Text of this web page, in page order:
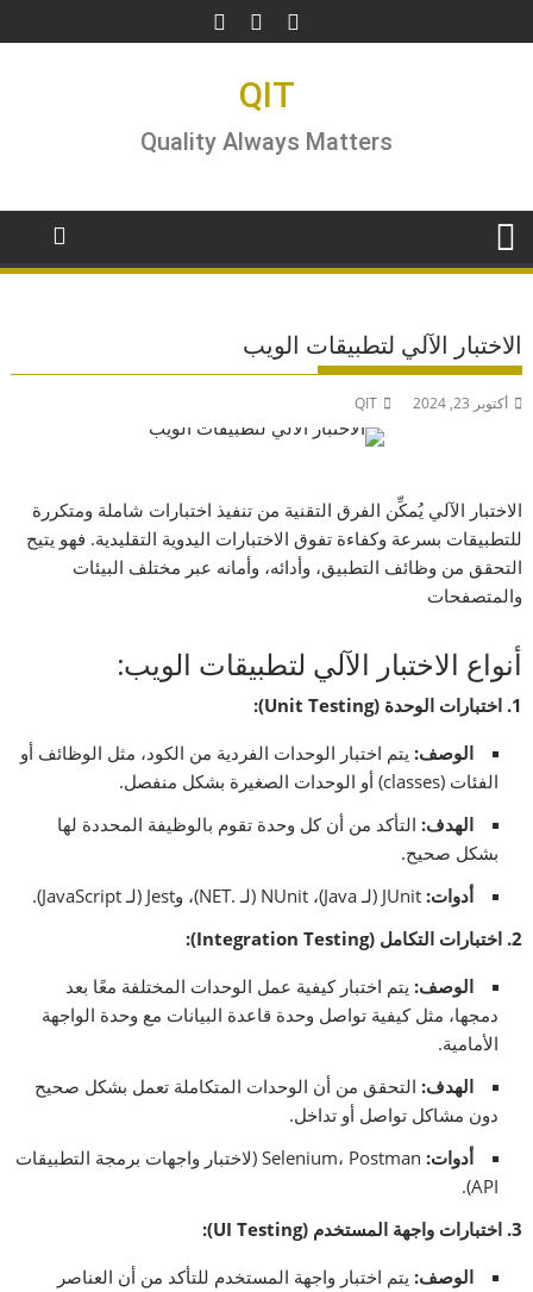
to
QIT
Quality Always Matters
الاختبار الآلي لتطبيقات الويب
أكتوبر 23, 2024 QIT
الاختبار الآلي يُمكِّن الفرق التقنية من تنفيذ اختبارات شاملة ومتكررة
للتطبيقات بسرعة وكفاءة تفوق الاختبارات اليدوية التقليدية. فهو يتيح
التحقق من وظائف التطبيق، وأدائه، وأمانه عبر مختلف البيئات
والمتصفحات
أنواع الاختبار الآلي لتطبيقات الويب:
1. اختبارات الوحدة (Unit Testing):
الوصف: يتم اختبار الوحدات الفردية من الكود، مثل الوظائف أو
الفئات (classes) أو الوحدات الصغيرة بشكل منفصل.
الهدف: التأكد من أن كل وحدة تقوم بالوظيفة المحددة لها
بشكل صحيح.
أدوات: JUnit (لـ Java)، NUnit (لـ .NET)، وJest (لـ JavaScript).
2. اختبارات التكامل (Integration Testing):
الوصف: يتم اختبار كيفية عمل الوحدات المختلفة معًا بعد
دمجها، مثل كيفية تواصل وحدة قاعدة البيانات مع وحدة الواجهة
الأمامية.
الهدف: التحقق من أن الوحدات المتكاملة تعمل بشكل صحيح
دون مشاكل تواصل أو تداخل.
أدوات:
Selenium، Postman (لاختبار واجهات برمجة التطبيقات
API).
3. اختبارات واجهة المستخدم (UI Testing):
الوصف: يتم اختبار واجهة المستخدم للتأكد من أن العناصر